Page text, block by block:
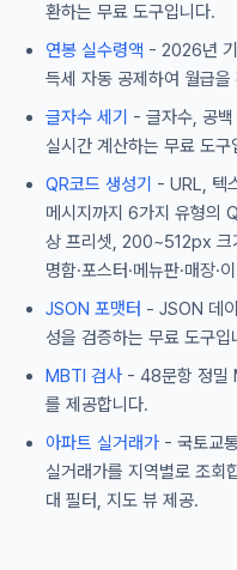
환하는 무료 도구입니다.
연봉 실수령액 - 2026년
득세 자동 공제하여 월급을
글자수 세기 - 글자수, 공
실시간 계산하는 무료 도구
QR코드 생성기 - URL, 텍
메시지까지 6가지 유형의
상 프리셋, 200~512px 크
명함·포스터·메뉴판·매장
JSON 포맷터 - JSON 데
성을 검증하는 무료 도구입
MBTI 검사 - 48문항 정밀
를 제공합니다.
아파트 실거래가 - 국토교
실거래가를 지역별로 조회
대 필터, 지도 뷰 제공.